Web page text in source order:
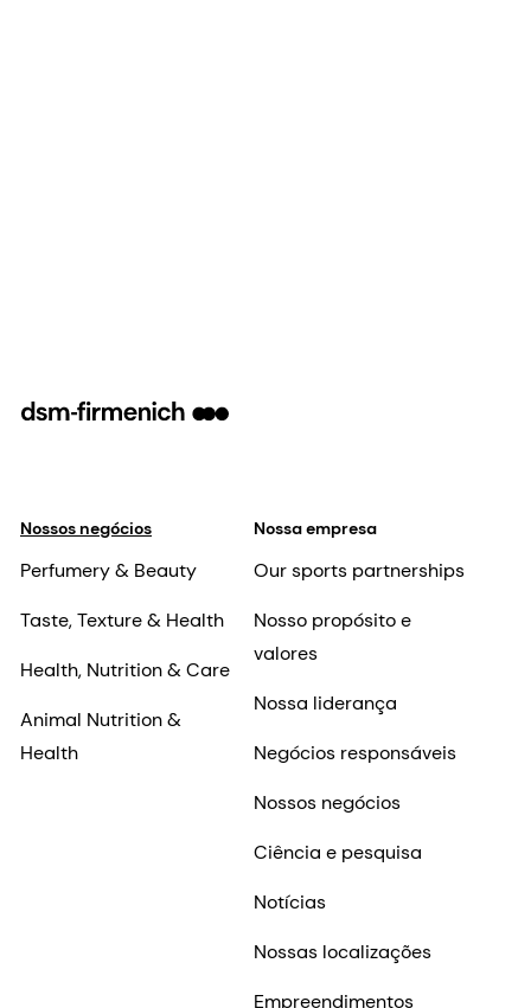
Nossos negócios
Perfumery & Beauty
Taste, Texture & Health
Health, Nutrition & Care
Animal Nutrition &
Health
Nossa empresa
Our sports partnerships
Nosso propósito e
valores
Nossa liderança
Negócios responsáveis
Nossos negócios
Ciência e pesquisa
Notícias
Nossas localizações
Empreendimentos